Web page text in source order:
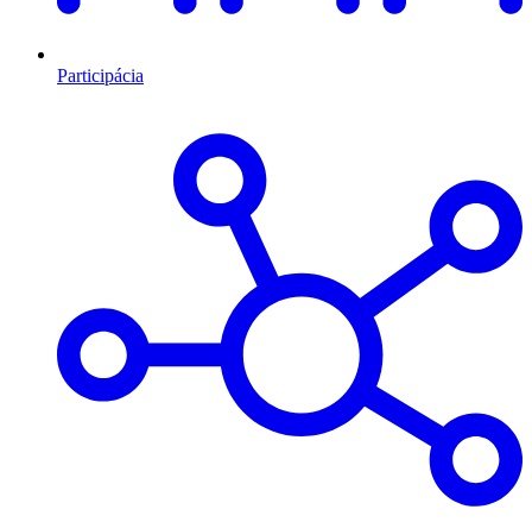
Participácia